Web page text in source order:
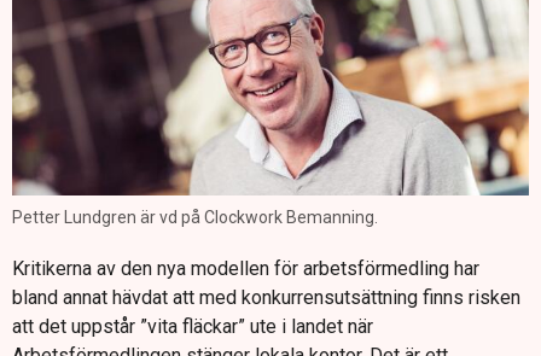
Petter Lundgren är vd på Clockwork Bemanning.
Kritikerna av den nya modellen för arbetsförmedling har
bland annat hävdat att med konkurrensutsättning finns risken
att det uppstår ”vita fläckar” ute i landet när